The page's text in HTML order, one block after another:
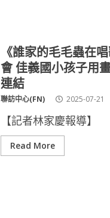
《誰家的毛毛蟲在
會 佳義國小孩子用
連結
聯訪中心(FN) 2025-07-21
【記者林家慶報導
Read More